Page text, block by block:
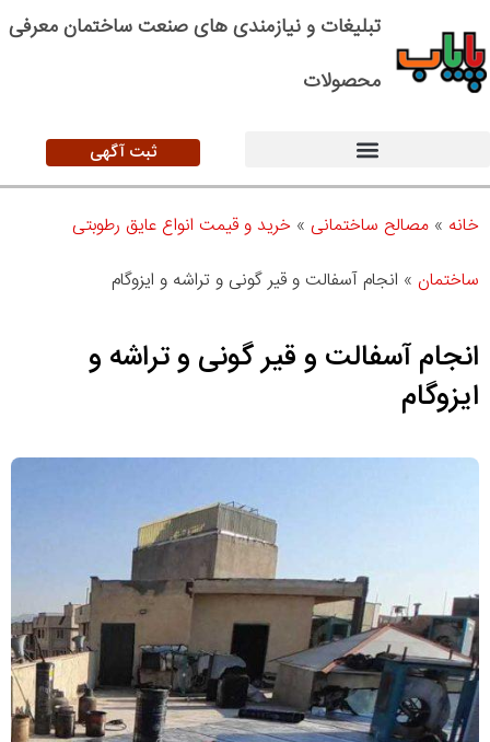
تبلیغات و نیازمندی های صنعت ساختمان معرفی
محصولات
ثبت آگهی
خانه » مصالح ساختمانی » خرید و قیمت انواع عایق رطوبتی
ساختمان » انجام آسفالت و قیر گونی و تراشه و ایزوگام
انجام آسفالت و قیر گونی و تراشه و
ایزوگام